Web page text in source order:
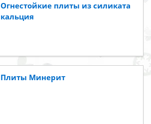
Огнестойкие плиты из силиката
кальция
Плиты Минерит